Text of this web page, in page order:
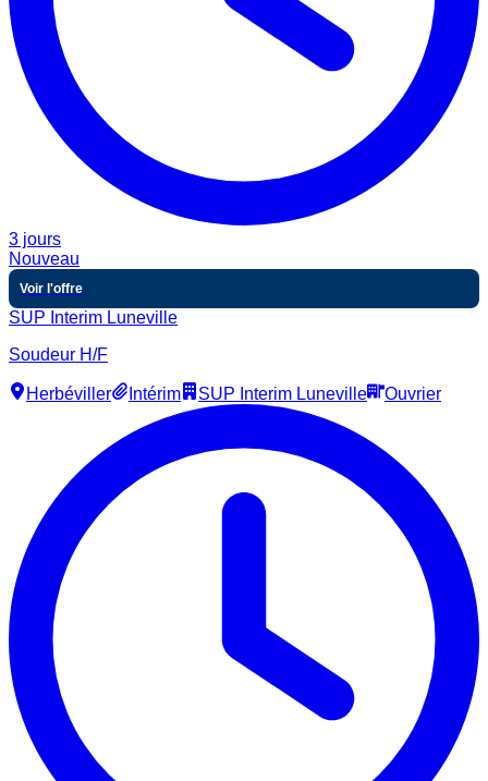
3 jours
Nouveau
Voir l'offre
SUP Interim Luneville
Soudeur H/F
Herbéviller Intérim SUP Interim Luneville Ouvrier